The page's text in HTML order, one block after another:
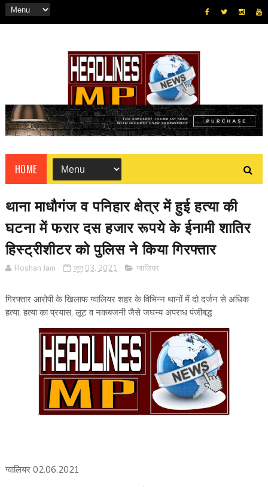
HOME
थाना माधौगंज व पनिहार क्षेत्र में हुई हत्या की
घटना में फरार दस हजार रूपये के ईनामी शातिर
हिस्ट्रीशीटर को पुलिस ने किया गिरफ्तार
Roshan Jain जून 03, 2021 ग्वालियर
गिरफ्तार आरोपी के खिलाफ ग्वालियर शहर के विभिन्न थानों में दो दर्जन से अधिक
हत्या, हत्या का प्रयास, लूट व नकबजनी जैसे जघन्य अपराध पंजीबद्ध
ग्वालियर 02.06.2021